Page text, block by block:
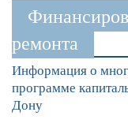
ремонта
Информация о
программе
Дону